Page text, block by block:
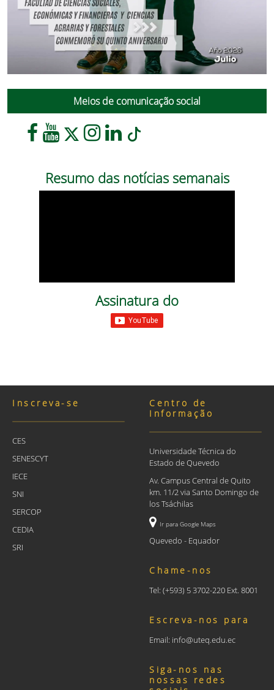
Meios de comunicação social
Resumo das notícias semanais
Assinatura do
Inscreva-se
CES
SENESCYT
IECE
SNI
SERCOP
CEDIA
SRI
Centro de
Informação
Universidade Técnica do
Estado de Quevedo
Av. Campus Central de Quito
km. 11/2 via Santo Domingo de
los Tsáchilas
Ir para Google Maps
Quevedo - Equador
Chame-nos
Tel: (+593) 5 3702-220 Ext. 8001
Escreva-nos para
Email: info@uteq.edu.ec
Siga-nos nas
nossas redes